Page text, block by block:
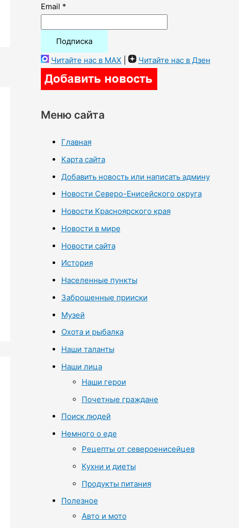
Email *
Читайте нас в MAX Читайте нас в Дзен
Меню сайта
Главная
Карта сайта
Добавить новость или написать админу
Новости Северо-Енисейского округа
Новости Красноярского края
Новости в мире
Новости сайта
История
Населенные пункты
Заброшенные прииски
Музей
Охота и рыбалка
Наши таланты
Наши лица
Наши герои
Почетные граждане
Поиск людей
Немного о еде
Рецепты от североенисейцев
Кухни и диеты
Продукты питания
Полезное
Авто и мото